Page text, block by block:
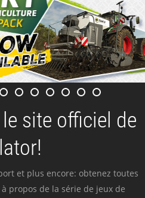
site officiel de
et plus encore: obtenez toutes
propos de la série de jeux de